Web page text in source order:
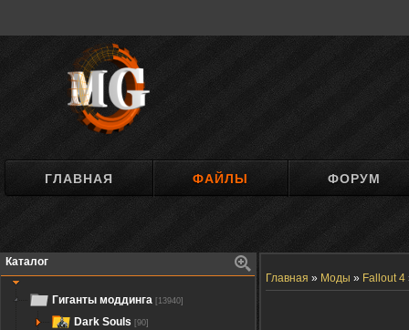
ГЛАВНАЯ ФАЙЛЫ ФОРУМ
Каталог
Гиганты моддинга [13940]
Dark Souls [90]
Главная » Моды » Fallout 4